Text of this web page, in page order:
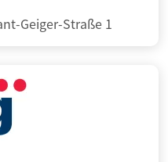
Geiger-Straße 1